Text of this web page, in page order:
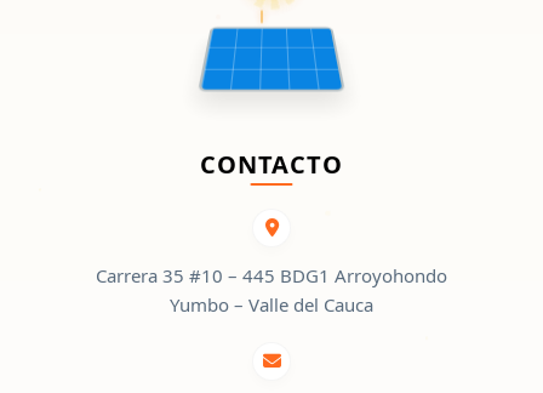
CONTACTO
Carrera 35 #10 – 445 BDG1 Arroyohondo
Yumbo – Valle del Cauca